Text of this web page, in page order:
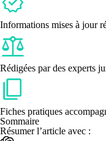
Informations mises à jour
Rédigées par des experts
Fiches pratiques
Sommaire
Résumer l’article avec :